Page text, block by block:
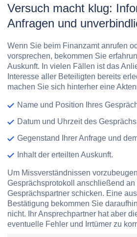
Versuch macht klug:
Anfragen und
Wenn Sie beim Finanzamt anrufen
vorsprechen, bekommen Sie
Auskunft. In vielen Fällen ist das
Interesse aller Beteiligten bereits
machen Sie sich hinterher eine
Name und Position Ihres
Datum und Uhrzeit des
Gegenstand Ihrer Anfrage und
Inhalt der erteilten Auskunft.
Um Missverständnissen
Gesprächsprotokoll anschließend an
Gesprächspartner schicken. Eine
Bestätigung bekommen Sie
nicht. Ihr Ansprechpartner hat aber
eventuelle Fehler und Irrtümer zu